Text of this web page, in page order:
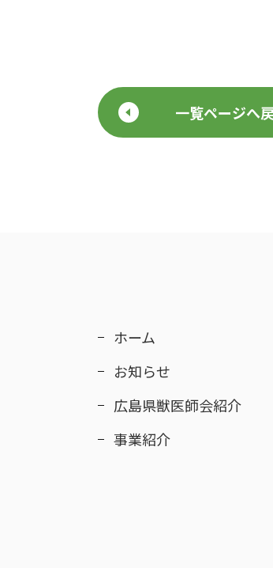
一覧ページへ
ホーム
お知らせ
広島県獣医師会紹介
事業紹介